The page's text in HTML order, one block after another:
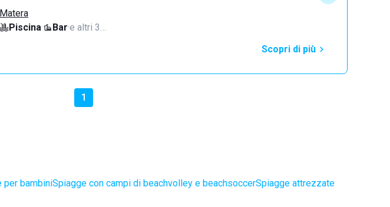
Matera
Piscina· Bar·e altri 3…
Scopri di più
1
per bambiniSpiagge con campi di beachvolley e beachsoccerSpiagge attrezzate